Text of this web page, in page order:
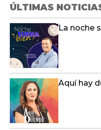
ÚLTIMAS
La noche
Aquí hay